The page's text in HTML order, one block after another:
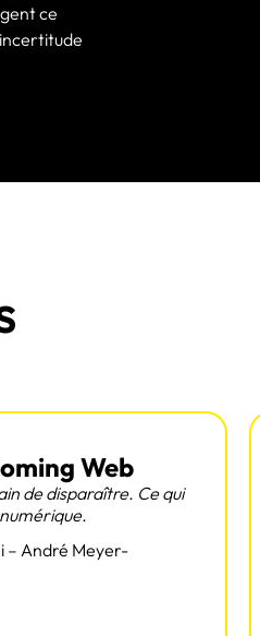
ce
Web
de disparaître. Ce qui
– André Meyer-